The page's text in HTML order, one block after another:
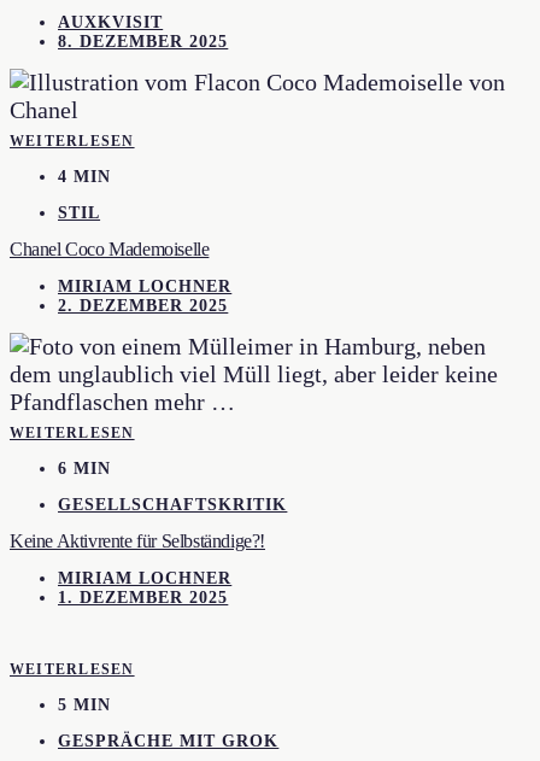
AUXKVISIT
8. DEZEMBER 2025
WEITERLESEN
4 MIN
STIL
Chanel Coco Mademoiselle
MIRIAM LOCHNER
2. DEZEMBER 2025
WEITERLESEN
6 MIN
GESELLSCHAFTSKRITIK
Keine Aktivrente für Selbständige?!
MIRIAM LOCHNER
1. DEZEMBER 2025
WEITERLESEN
5 MIN
GESPRÄCHE MIT GROK